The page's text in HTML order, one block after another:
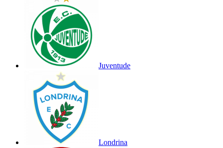
Juventude
Londrina